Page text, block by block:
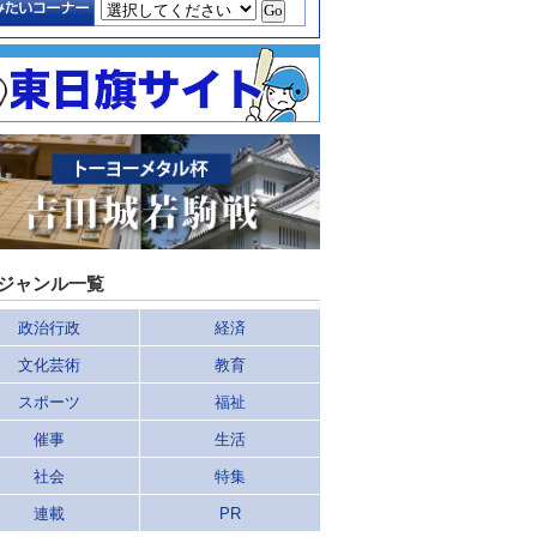
ャンル一覧
政治行政 経済
文化芸術 教育
スポーツ 福祉
催事 生活
社会 特集
連載 PR